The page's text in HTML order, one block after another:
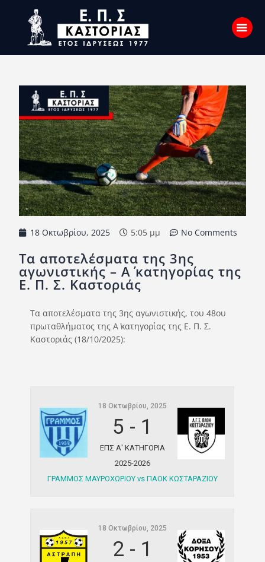
Σχετικά με εμάς
Επικοινωνία
Νέα
Η Ένωση
Πρωταθλήματα
Κύπελλο
Υποδομών
Ορισμοί Διαιτητών
Ποινές
Περισσότερα
18 Οκτωβρίου, 2025 5:05 μμ No Comments
Τα αποτελέσματα της 3ης
αγωνιστικής – A΄ κατηγορίας της
Ε. Π. Σ. Καστοριάς
Τα αποτελέσματα της 3ης αγωνιστικής, του 48ου
πρωταθλήματος της Α΄ κατηγορίας της Ε. Π. Σ.
Καστοριάς (18/10/2025):
18 Οκτωβρίου, 2025
5 - 1
ΕΠΣ Α' ΚΑΤΗΓΟΡΙΑ
2025-2026
ΓΡΑΜΜΟΣ ΜΑΥΡΟΧΩΡΙΟΥ vs ΠΑΟΚ ΚΩΣΤΑΡΑΖΙΟΥ
18 Οκτωβρίου, 2025
2 - 1